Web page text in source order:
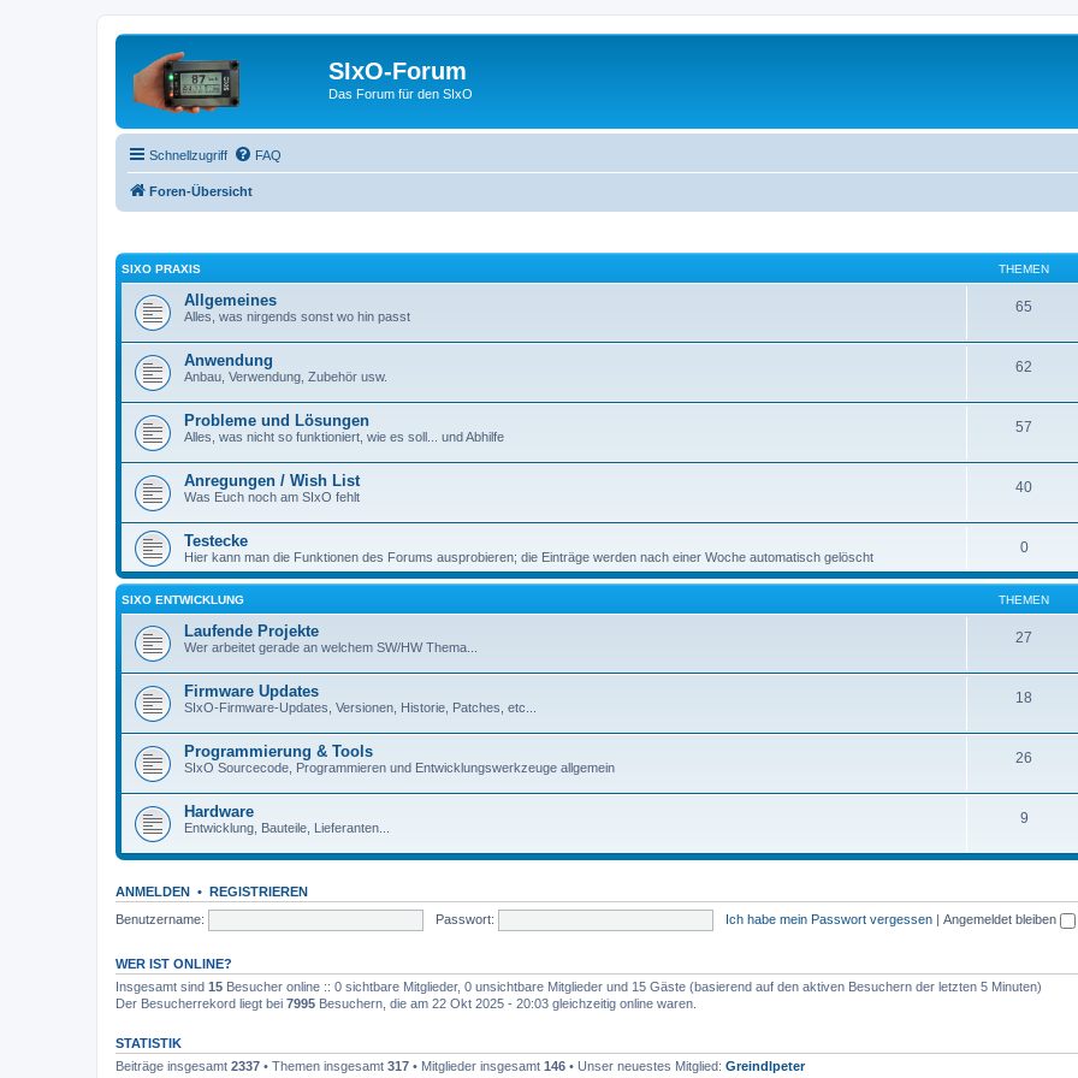
SIxO-Forum
Das Forum für den SIxO
Schnellzugriff FAQ
Foren-Übersicht
SIXO PRAXIS THEMEN
Allgemeines
Alles, was nirgends sonst wo hin passt
65
Anwendung
Anbau, Verwendung, Zubehör usw.
62
Probleme und Lösungen
Alles, was nicht so funktioniert, wie es soll... und Abhilfe
57
Anregungen / Wish List
Was Euch noch am SIxO fehlt
40
Testecke
Hier kann man die Funktionen des Forums ausprobieren; die Einträge werden nach einer Woche automatisch gelöscht
0
SIXO ENTWICKLUNG THEMEN
Laufende Projekte
Wer arbeitet gerade an welchem SW/HW Thema...
27
Firmware Updates
SIxO-Firmware-Updates, Versionen, Historie, Patches, etc...
18
Programmierung & Tools
SIxO Sourcecode, Programmieren und Entwicklungswerkzeuge allgemein
26
Hardware
Entwicklung, Bauteile, Lieferanten...
9
ANMELDEN • REGISTRIEREN
Benutzername:
Passwort: Ich habe mein Passwort vergessen | Angemeldet bleiben
WER IST ONLINE?
Insgesamt sind 15 Besucher online :: 0 sichtbare Mitglieder, 0 unsichtbare Mitglieder und 15 Gäste (basierend auf den aktiven Besuchern der letzten 5 Minuten)
Der Besucherrekord liegt bei 7995 Besuchern, die am 22 Okt 2025 - 20:03 gleichzeitig online waren.
STATISTIK
Beiträge insgesamt 2337 • Themen insgesamt 317 • Mitglieder insgesamt 146 • Unser neuestes Mitglied: Greindlpeter